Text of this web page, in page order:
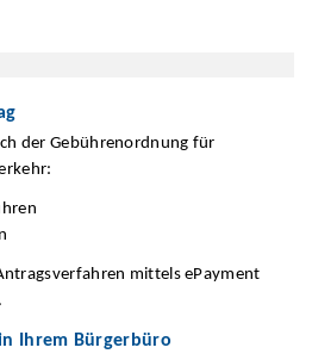
der Gebührenordnung für
mittels ePayment
Ihrem Bürgerbüro